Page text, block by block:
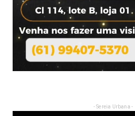
- Sereia Urbana -